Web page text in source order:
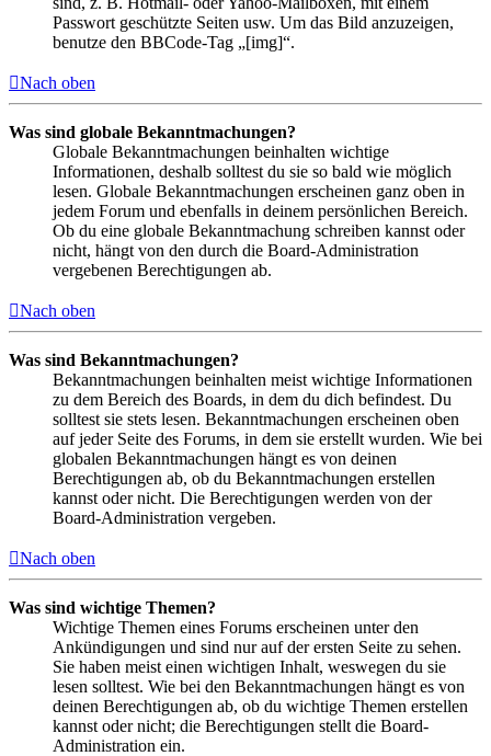
Passwort geschützte Seiten usw. Um das Bild anzuzeigen,
benutze den BBCode-Tag „[img]“.
Nach oben
Was sind globale Bekanntmachungen?
Globale Bekanntmachungen beinhalten wichtige
Informationen, deshalb solltest du sie so bald wie möglich
lesen. Globale Bekanntmachungen erscheinen ganz oben in
jedem Forum und ebenfalls in deinem persönlichen Bereich.
Ob du eine globale Bekanntmachung schreiben kannst oder
nicht, hängt von den durch die Board-Administration
vergebenen Berechtigungen ab.
Nach oben
Was sind Bekanntmachungen?
Bekanntmachungen beinhalten meist wichtige Informationen
zu dem Bereich des Boards, in dem du dich befindest. Du
solltest sie stets lesen. Bekanntmachungen erscheinen oben
auf jeder Seite des Forums, in dem sie erstellt wurden. Wie bei
globalen Bekanntmachungen hängt es von deinen
Berechtigungen ab, ob du Bekanntmachungen erstellen
kannst oder nicht. Die Berechtigungen werden von der
Board-Administration vergeben.
Nach oben
Was sind wichtige Themen?
Wichtige Themen eines Forums erscheinen unter den
Ankündigungen und sind nur auf der ersten Seite zu sehen.
Sie haben meist einen wichtigen Inhalt, weswegen du sie
lesen solltest. Wie bei den Bekanntmachungen hängt es von
deinen Berechtigungen ab, ob du wichtige Themen erstellen
kannst oder nicht; die Berechtigungen stellt die Board-
Administration ein.